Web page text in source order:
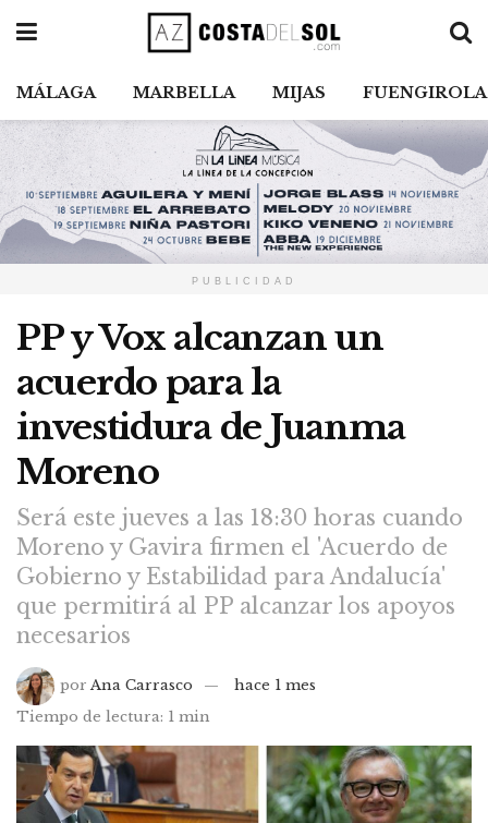
MÁLAGA MARBELLA MIJAS FUENGIROLA
PUBLICIDAD
PP y Vox alcanzan un
acuerdo para la
investidura de Juanma
Moreno
Será este jueves a las 18:30 horas cuando
Moreno y Gavira firmen el 'Acuerdo de
Gobierno y Estabilidad para Andalucía'
que permitirá al PP alcanzar los apoyos
necesarios
por Ana Carrasco
hace 1 mes
Tiempo de lectura: 1 min